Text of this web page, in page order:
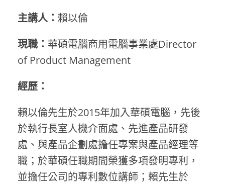
主講人： 賴以倫
現職： 華碩電腦商用電腦事業處Director
of Product Management
經歷：
賴以倫先生於2015年加入華碩電腦，先後
於執行長室人機介面處、先進產品研發
處、與產品企劃處擔任專案與產品經理等
職；於華碩任職期間榮獲多項發明專利，
並擔任公司的專利數位講師；賴先生於